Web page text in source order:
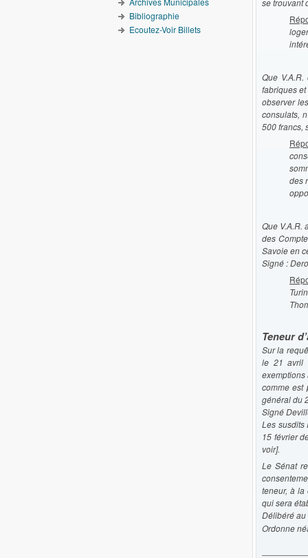
Que
fabriques
observer
consulats,
500 francs,
des
Que V.A.R.
des
Savoie en
Signé :
Teneur
Sur la
le 21 avril
exemptions
comme est
général du
Signé
Les susdits
15 février
voir].
Le Sénat
teneur, à la
qui sera
Délibéré
Ordonne
Bibliographie
Ecoutez-Voir Billets